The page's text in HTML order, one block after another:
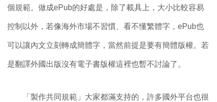
個規範。做成ePub的好處是，除了載具上，大小比較容易
控制以外，若像海外市場不習慣、看不懂繁體字，ePub也
可以讓內文立刻轉成簡體字，當然前提是要有簡體版權。若
是翻譯外國出版沒有電子書版權這裡也暫不討論了。
「製作共同規範」大家都滿支持的，許多國外平台也很